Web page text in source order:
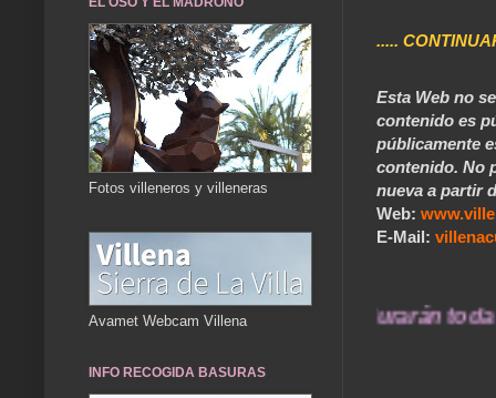
.....
Esta Web no
contenido es
públicamente
contenido. No
nueva a partir
Web:
E-Mail:
recuerdos de ayer durarán toda una
Fotos villeneros y villeneras
Avamet Webcam Villena
INFO RECOGIDA BASURAS